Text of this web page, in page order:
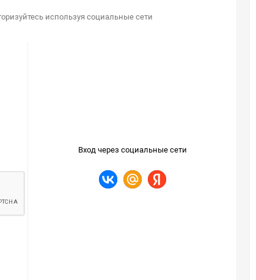
используя социальные сети
Вход через социальные сети